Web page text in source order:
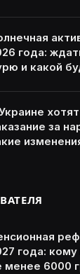
года:
и какой
за
года:
менее 6000